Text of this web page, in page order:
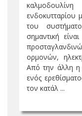
ενδοκυτταρίου
του
σημαντική
ορμονών,
Από την άλλη η
ενός
τον κατάλ ...